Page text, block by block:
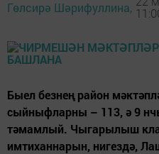
Гөлсирә Шәрифуллина,
Быел безнең район
сыйныфларны – 113, ә 9
тәмамлый. Чыгарылыш
имтиханнарын, нигездә,